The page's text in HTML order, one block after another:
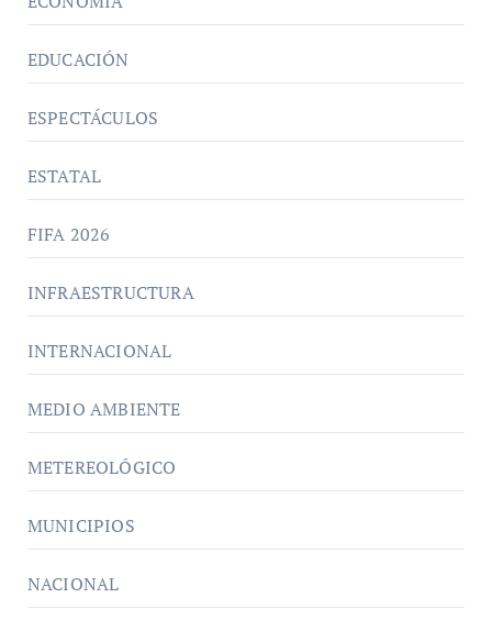
EDUCACIÓN
ESPECTÁCULOS
ESTATAL
FIFA 2026
INFRAESTRUCTURA
INTERNACIONAL
MEDIO AMBIENTE
METEREOLÓGICO
MUNICIPIOS
NACIONAL